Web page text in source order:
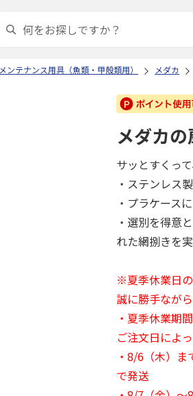
メンテナンス用具（魚類・甲殻類用） メダカ
メダカ
サッとすくっ
・ステンレス
・プラケース
・選別を得意
れた網捌きを実
※夏季休業日
誠に勝手なが
・夏季休業期
ご注文日によ
・8/6（木）
で発送